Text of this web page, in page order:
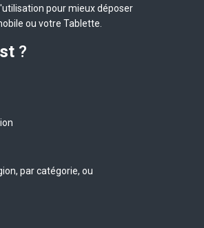
pour mieux déposer
ou votre Tablette.
?
par catégorie, ou